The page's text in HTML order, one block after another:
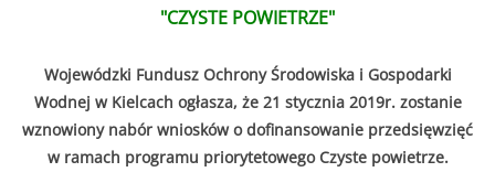
"CZYSTE POWIETRZE"
Wojewódzki Fundusz Ochrony Środowiska i Gospodarki
Wodnej w Kielcach ogłasza, że 21 stycznia 2019r. zostanie
wznowiony nabór wniosków o dofinansowanie przedsięwzięć
w ramach programu priorytetowego Czyste powietrze.